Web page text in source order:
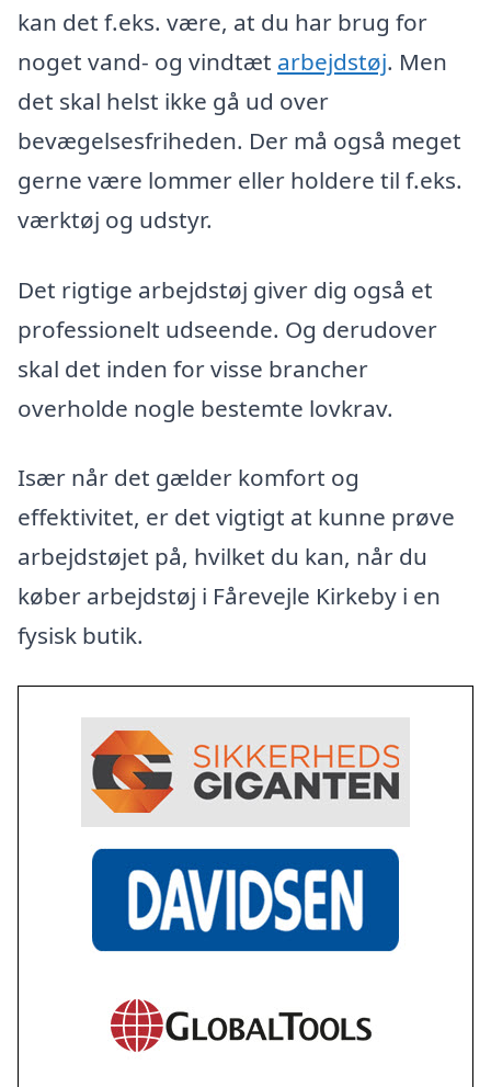
kan det f.eks. være, at du har brug for
noget vand- og vindtæt arbejdstøj. Men
det skal helst ikke gå ud over
bevægelsesfriheden. Der må også meget
gerne være lommer eller holdere til f.eks.
værktøj og udstyr.
Det rigtige arbejdstøj giver dig også et
professionelt udseende. Og derudover
skal det inden for visse brancher
overholde nogle bestemte lovkrav.
Især når det gælder komfort og
effektivitet, er det vigtigt at kunne prøve
arbejdstøjet på, hvilket du kan, når du
køber arbejdstøj i Fårevejle Kirkeby i en
fysisk butik.